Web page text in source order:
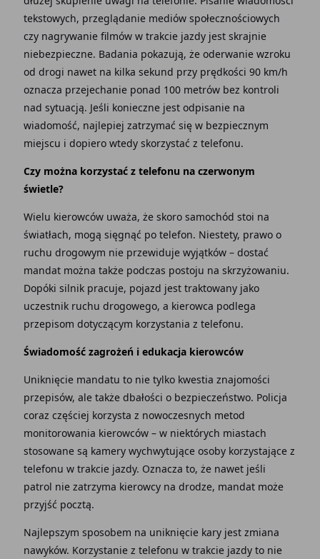
tekstowych, przeglądanie mediów społecznościowych
czy nagrywanie filmów w trakcie jazdy jest skrajnie
niebezpieczne. Badania pokazują, że oderwanie wzroku
od drogi nawet na kilka sekund przy prędkości 90 km/h
oznacza przejechanie ponad 100 metrów bez kontroli
nad sytuacją. Jeśli konieczne jest odpisanie na
wiadomość, najlepiej zatrzymać się w bezpiecznym
miejscu i dopiero wtedy skorzystać z telefonu.
Czy można korzystać z telefonu na czerwonym
świetle?
Wielu kierowców uważa, że skoro samochód stoi na
światłach, mogą sięgnąć po telefon. Niestety, prawo o
ruchu drogowym nie przewiduje wyjątków – dostać
mandat można także podczas postoju na skrzyżowaniu.
Dopóki silnik pracuje, pojazd jest traktowany jako
uczestnik ruchu drogowego, a kierowca podlega
przepisom dotyczącym korzystania z telefonu.
Świadomość zagrożeń i edukacja kierowców
Uniknięcie mandatu to nie tylko kwestia znajomości
przepisów, ale także dbałości o bezpieczeństwo. Policja
coraz częściej korzysta z nowoczesnych metod
monitorowania kierowców – w niektórych miastach
stosowane są kamery wychwytujące osoby korzystające z
telefonu w trakcie jazdy. Oznacza to, że nawet jeśli
patrol nie zatrzyma kierowcy na drodze, mandat może
przyjść pocztą.
Najlepszym sposobem na uniknięcie kary jest zmiana
nawyków. Korzystanie z telefonu w trakcie jazdy to nie